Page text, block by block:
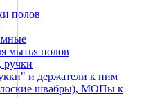
полов
мытья полов
и держатели к ним
швабры), МОПы к